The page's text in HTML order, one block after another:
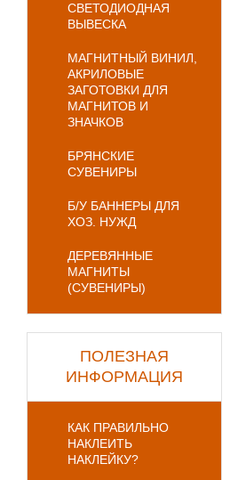
СВЕТОДИОДНАЯ
ВЫВЕСКА
МАГНИТНЫЙ ВИНИЛ,
АКРИЛОВЫЕ
ЗАГОТОВКИ ДЛЯ
МАГНИТОВ И
ЗНАЧКОВ
БРЯНСКИЕ
СУВЕНИРЫ
Б/У БАННЕРЫ ДЛЯ
ХОЗ. НУЖД
ДЕРЕВЯННЫЕ
МАГНИТЫ
(СУВЕНИРЫ)
ПОЛЕЗНАЯ
ИНФОРМАЦИЯ
КАК ПРАВИЛЬНО
НАКЛЕИТЬ
НАКЛЕЙКУ?